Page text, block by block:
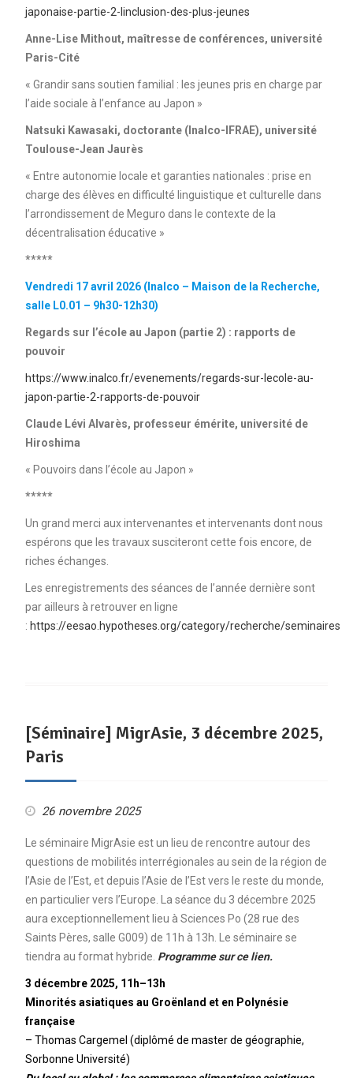
japonaise-partie-2-linclusion-des-plus-jeunes
Anne-Lise Mithout, maîtresse de conférences, université
Paris-Cité
« Grandir sans soutien familial : les jeunes pris en charge par
l’aide sociale à l’enfance au Japon »
Natsuki Kawasaki, doctorante (Inalco-IFRAE), université
Toulouse-Jean Jaurès
« Entre autonomie locale et garanties nationales : prise en
charge des élèves en difficulté linguistique et culturelle dans
l’arrondissement de Meguro dans le contexte de la
décentralisation éducative »
*****
Vendredi 17 avril 2026 (Inalco – Maison de la Recherche,
salle L0.01 – 9h30-12h30)
Regards sur l’école au Japon (partie 2) : rapports de
pouvoir
https://www.inalco.fr/evenements/regards-sur-lecole-au-
japon-partie-2-rapports-de-pouvoir
Claude Lévi Alvarès, professeur émérite, université de
Hiroshima
« Pouvoirs dans l’école au Japon »
*****
Un grand merci aux intervenantes et intervenants dont nous
espérons que les travaux susciteront cette fois encore, de
riches échanges.
Les enregistrements des séances de l’année dernière sont
par ailleurs à retrouver en ligne
: https://eesao.hypotheses.org/category/recherche/seminaires
[Séminaire] MigrAsie, 3 décembre 2025,
Paris
26 novembre 2025
Le séminaire MigrAsie est un lieu de rencontre autour des
questions de mobilités interrégionales au sein de la région de
l’Asie de l’Est, et depuis l’Asie de l’Est vers le reste du monde,
en particulier vers l’Europe. La séance du 3 décembre 2025
aura exceptionnellement lieu à Sciences Po (28 rue des
Saints Pères, salle G009) de 11h à 13h. Le séminaire se
tiendra au format hybride. Programme sur ce lien.
3 décembre 2025, 11h–13h
Minorités asiatiques au Groënland et en Polynésie
française
– Thomas Cargemel (diplômé de master de géographie,
Sorbonne Université)